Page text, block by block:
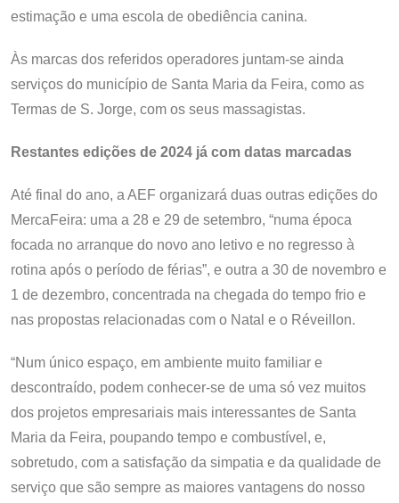
estimação e uma escola de obediência canina.
Às marcas dos referidos operadores juntam-se ainda
serviços do município de Santa Maria da Feira, como as
Termas de S. Jorge, com os seus massagistas.
Restantes edições de 2024 já com datas marcadas
Até final do ano, a AEF organizará duas outras edições do
MercaFeira: uma a 28 e 29 de setembro, “numa época
focada no arranque do novo ano letivo e no regresso à
rotina após o período de férias”, e outra a 30 de novembro e
1 de dezembro, concentrada na chegada do tempo frio e
nas propostas relacionadas com o Natal e o Réveillon.
“Num único espaço, em ambiente muito familiar e
descontraído, podem conhecer-se de uma só vez muitos
dos projetos empresariais mais interessantes de Santa
Maria da Feira, poupando tempo e combustível, e,
sobretudo, com a satisfação da simpatia e da qualidade de
serviço que são sempre as maiores vantagens do nosso